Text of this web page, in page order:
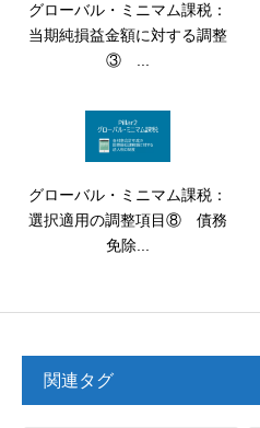
グローバル・ミニマム課税：
当期純損益金額に対する調整
③ ...
グローバル・ミニマム課税：
選択適用の調整項目⑧ 債務
免除...
関連タグ